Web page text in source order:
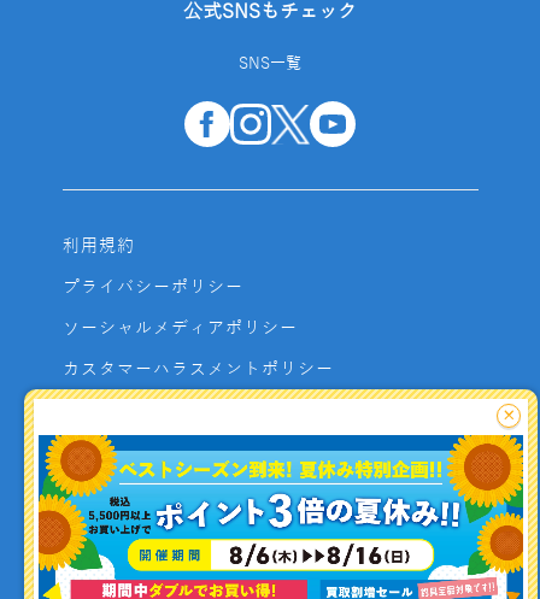
釣り情報を
公式SNSもチェック
SNS一覧
利用規約
プライバシーポリシー
ソーシャルメディアポリシー
カスタマーハラスメントポリシー
よくあるご質問
お問い合わせ
利用者資金の保全方法
×